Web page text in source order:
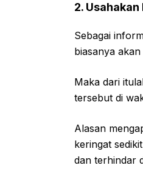
2.
Sebagai
biasanya
Maka dari
tersebut di
Alasan
keringat
dan terhindar